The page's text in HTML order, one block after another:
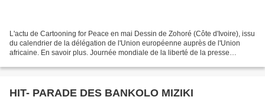
L'actu de Cartooning for Peace en mai Dessin de Zohoré (Côte d'Ivoire), issu
du calendrier de la délégation de l'Union européenne auprès de l'Union
africaine. En savoir plus. Journée mondiale de la liberté de la presse
HIT- PARADE DES BANKOLO MIZIKI